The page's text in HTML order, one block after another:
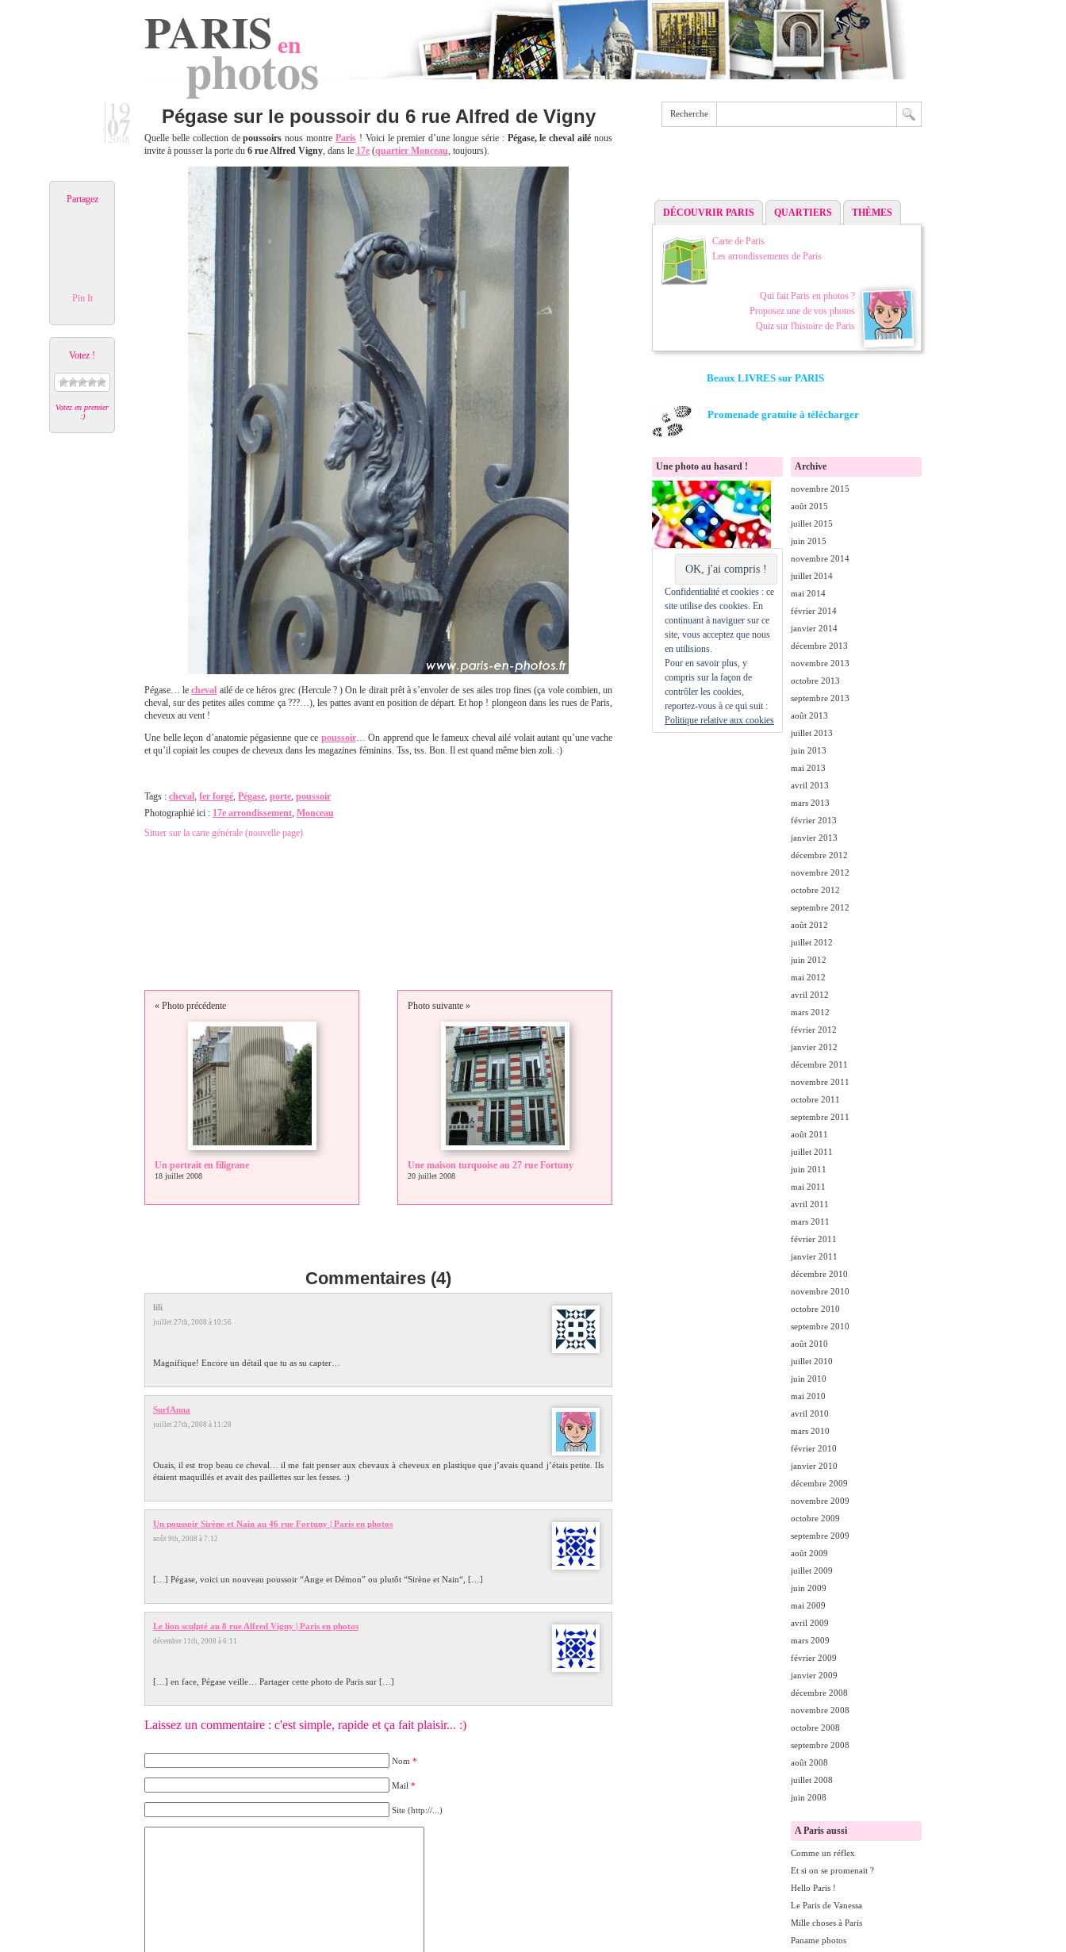
PARISen
photos
Recherche
19
07
2008
Pégase sur le poussoir du 6 rue Alfred de Vigny
Quelle belle collection depoussoirsnous montre Paris! Voici le premier d’une longue série : Pégase, le cheval ailé nous
invite à pousser la porte du 6 rue Alfred Vigny, dans le 17e (quartier Monceau, toujours).
Pégase… lecheval ailé de ce héros grec (Hercule ? ) On le dirait prêt à s’envoler de ses ailes trop fines (ça vole combien, un
cheval, sur des petites ailes comme ça ???…), les pattes avant en position de départ. Et hop ! plongeon dans les rues de Paris,
cheveux au vent !
Une belle leçon d’anatomie pégasienne que ce poussoir… On apprend que le fameux cheval ailé volait autant qu’une vache
et qu’il copiait les coupes de cheveux dans les magazines féminins. Tss, tss. Bon. Il est quand même bien zoli. :)
Tags : cheval, fer forgé, Pégase, porte, poussoir
Photographié ici : 17e arrondissement, Monceau
Situer sur la carte générale (nouvelle page)
« Photo précédente
Un portrait en filigrane
18 juillet 2008
Photo suivante »
Une maison turquoise au 27 rue Fortuny
20 juillet 2008
Commentaires (4)
lili
juillet 27th, 2008 à 10:56
Magnifique! Encore un détail que tu as su capter…
SurfAnna
juillet 27th, 2008 à 11:28
Ouais, il est trop beau ce cheval… il me fait penser aux chevaux à cheveux en plastique que j’avais quand j’étais petite. Ils
étaient maquillés et avait des paillettes sur les fesses. :)
Un poussoir Sirène et Nain au 46 rue Fortuny | Paris en photos
août 9th, 2008 à 7:12
[…] Pégase, voici un nouveau poussoir “Ange et Démon” ou plutôt “Sirène et Nain“, […]
Le lion sculpté au 8 rue Alfred Vigny | Paris en photos
décembre 11th, 2008 à 6:11
[…] en face, Pégase veille… Partager cette photo de Paris sur […]
Laissez un commentaire : c'est simple, rapide et ça fait plaisir... :)
Nom *
Mail *
Site (http://...)
Partagez
Pin It
Votez !
Votez en premier
:)
DÉCOUVRIR PARIS QUARTIERS THÈMES
Carte de Paris
Les arrondissements de Paris
Qui fait Paris en photos ?
Proposez une de vos photos
Quiz sur l'histoire de Paris
Beaux LIVRES sur PARIS
Promenade gratuite à télécharger
Une photo au hasard !
Confidentialité et cookies : ce
site utilise des cookies. En
continuant à naviguer sur ce
site, vous acceptez que nous
en utilisions.
Pour en savoir plus, y
compris sur la façon de
contrôler les cookies,
reportez-vous à ce qui suit :
Politique relative aux cookies
Archive
novembre 2015
août 2015
juillet 2015
juin 2015
novembre 2014
juillet 2014
mai 2014
février 2014
janvier 2014
décembre 2013
novembre 2013
octobre 2013
septembre 2013
août 2013
juillet 2013
juin 2013
mai 2013
avril 2013
mars 2013
février 2013
janvier 2013
décembre 2012
novembre 2012
octobre 2012
septembre 2012
août 2012
juillet 2012
juin 2012
mai 2012
avril 2012
mars 2012
février 2012
janvier 2012
décembre 2011
novembre 2011
octobre 2011
septembre 2011
août 2011
juillet 2011
juin 2011
mai 2011
avril 2011
mars 2011
février 2011
janvier 2011
décembre 2010
novembre 2010
octobre 2010
septembre 2010
août 2010
juillet 2010
juin 2010
mai 2010
avril 2010
mars 2010
février 2010
janvier 2010
décembre 2009
novembre 2009
octobre 2009
septembre 2009
août 2009
juillet 2009
juin 2009
mai 2009
avril 2009
mars 2009
février 2009
janvier 2009
décembre 2008
novembre 2008
octobre 2008
septembre 2008
août 2008
juillet 2008
juin 2008
A Paris aussi
Comme un réflex
Et si on se promenait ?
Hello Paris !
Le Paris de Vanessa
Mille choses à Paris
Paname photos